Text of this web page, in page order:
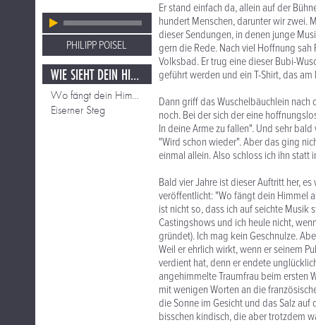
PHILIPP POISEL
WIE SIEHT DEIN HIMMEL AUS.
Wo fängt dein Himmel an
Eiserner Steg
Er stand einfach da, allein auf der
hundert Menschen, darunter wir zwei.
dieser Sendungen, in denen junge
gern die Rede. Nach viel Hoffnung
Volksbad. Er trug eine dieser Bubi-
geführt werden und ein T-Shirt, das am
Dann griff das Wuschelbäuchlein
noch. Bei der sich der eine
In deine Arme zu fallen". Und sehr
"Wird schon wieder". Aber das ging
einmal allein. Also schloss ich ihn statt
Bald vier Jahre ist dieser Auftritt her,
veröffentlicht: "Wo fängt dein Himmel
ist nicht so, dass ich auf seichte Musik
Castingshows und ich heule nicht,
gründet). Ich mag kein Geschnulze.
Weil er ehrlich wirkt, wenn er seinem
verdient hat, denn er endete
angehimmelte Traumfrau beim ersten
mit wenigen Worten an die
die Sonne im Gesicht und das Salz
bisschen kindisch, die aber trotzdem